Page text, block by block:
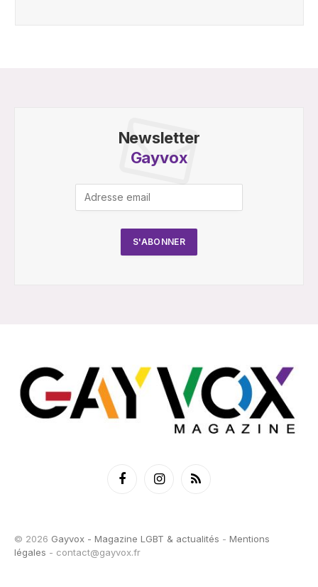
Newsletter
Gayvox
FacebookInstagramRSS
© 2026 Gayvox - Magazine LGBT & actualités - Mentions
légales - contact@gayvox.fr